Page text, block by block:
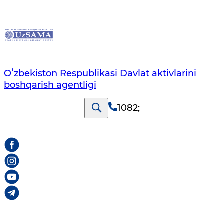
Oʻzbekiston Respublikasi Davlat aktivlarini
boshqarish agentligi
1082;